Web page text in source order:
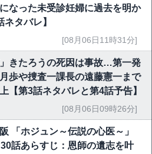
なった未受診妊婦に過去を明か
タバレ】
[08月06日11時31分]
」きたろうの死因は事故…第一発
歩や捜査一課長の遠藤憲一まで
【第3話ネタバレと第4話予告】
[08月06日09時26分]
「ホジュン～伝説の心医～」
話あらすじ：恩師の遺志を叶